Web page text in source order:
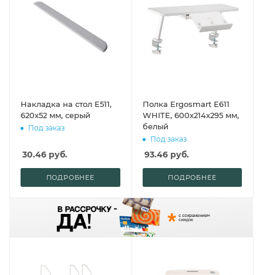
Накладка на стол E511,
620х52 мм, серый
Под заказ
30.46 руб.
ПОДРОБНЕЕ
Полка Ergosmart E611
WHITE, 600х214х295 мм,
белый
Под заказ
93.46руб.
ПОДРОБНЕЕ